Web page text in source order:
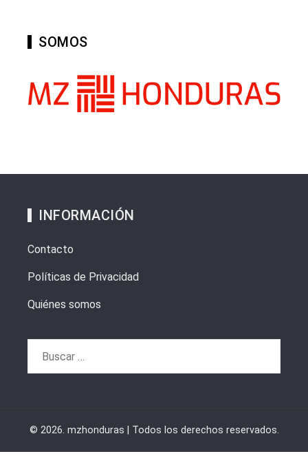
SOMOS
INFORMACIÓN
Contacto
Políticas de Privacidad
Quiénes somos
© 2026. mzhonduras | Todos los derechos reservados.